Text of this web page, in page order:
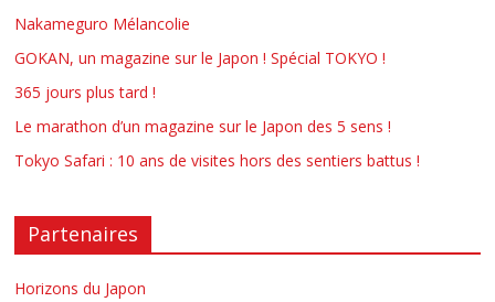
Nakameguro Mélancolie
GOKAN, un magazine sur le Japon ! Spécial TOKYO !
365 jours plus tard !
Le marathon d’un magazine sur le Japon des 5 sens !
Tokyo Safari : 10 ans de visites hors des sentiers battus !
Partenaires
Horizons du Japon